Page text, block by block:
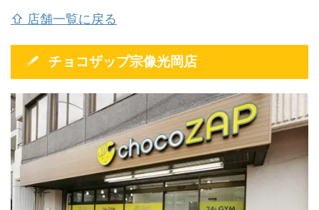
⇧ 店舗一覧に戻る
チョコザップ宗像光岡店